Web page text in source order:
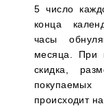
5 число
конца
часы
месяца. При
скидка,
происходит